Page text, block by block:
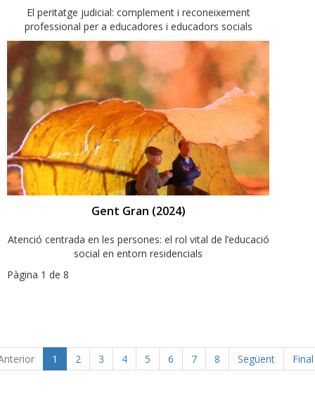
El peritatge judicial: complement i reconeixement
professional per a educadores i educadors socials
Gent Gran (2024)
Atenció centrada en les persones: el rol vital de l’educació
social en entorn residencials
Pàgina 1 de 8
1 2 3 4 5 6 7 8 Següent Final